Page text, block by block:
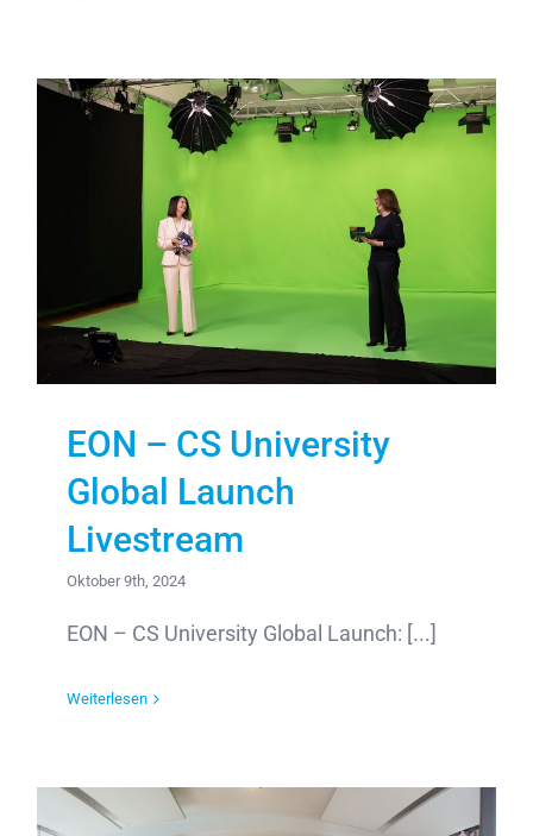
EON – CS University
Global Launch
Livestream
Oktober 9th, 2024
EON – CS University Global Launch: [...]
Weiterlesen